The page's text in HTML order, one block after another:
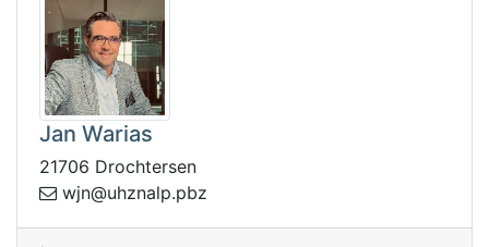
Jan Warias
21706 Drochtersen
zbp.p
lanzhu@njw